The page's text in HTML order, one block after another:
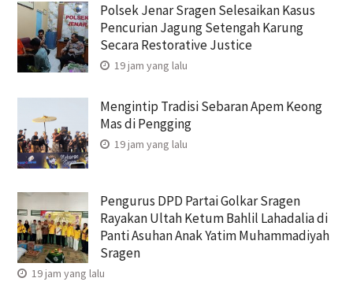
Polsek Jenar Sragen Selesaikan Kasus
Pencurian Jagung Setengah Karung
Secara Restorative Justice
19 jam yang lalu
Mengintip Tradisi Sebaran Apem Keong
Mas di Pengging
19 jam yang lalu
Pengurus DPD Partai Golkar Sragen
Rayakan Ultah Ketum Bahlil Lahadalia di
Panti Asuhan Anak Yatim Muhammadiyah
Sragen
19 jam yang lalu